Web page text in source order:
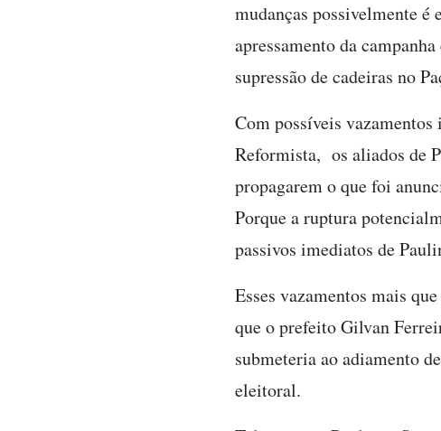
mudanças possivelmente
apressamento da
supressão de cadeiras no
Com possíveis
Reformista, os aliados de
propagarem o que foi
Porque a ruptura
passivos imediatos de
Esses vazamentos mais
que o prefeito Gilvan
submeteria ao adiamento
eleitoral.